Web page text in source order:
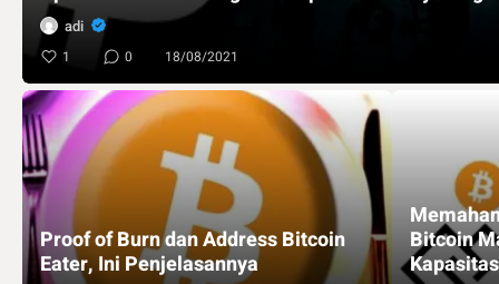
adi
1 0 18/08/2021
Proof of Burn dan Address Bitcoin
Eater, Ini Penjelasannya
Bitcoin